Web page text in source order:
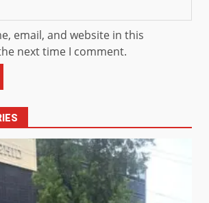
email, and website in this
next time I comment.